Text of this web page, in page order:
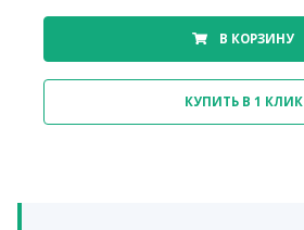
В КОРЗИНУ
КУПИТЬ В 1 КЛИК